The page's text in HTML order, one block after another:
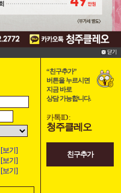
[보기]
[보기]
[보기]
“친구추가”
버튼을 누르시면
지금 바로
상담 가능합니다.
카톡ID :
청주클레오
친구추가